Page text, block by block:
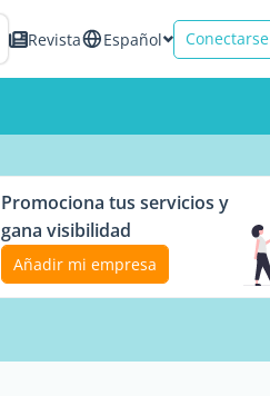
Revista Español Conectarse
Promociona tus servicios y
gana visibilidad
Añadir mi empresa